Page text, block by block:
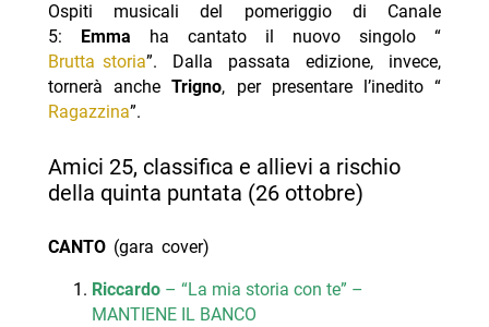
Ospiti musicali del pomeriggio di Canale
5:
Emma ha cantato il nuovo singolo “
Brutta storia”. Dalla passata edizione, invece,
tornerà ancheTrigno, per presentare l’inedito “
Ragazzina”.
Amici 25, classifica e allievi a rischio
della quinta puntata (26 ottobre)
CANTO(gara cover)
Riccardo – “La mia storia con te” –
MANTIENE IL BANCO